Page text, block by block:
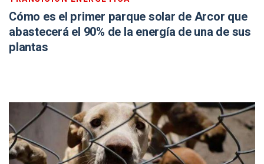
Cómo es el primer parque solar de Arcor que
abastecerá el 90% de la energía de una de sus
plantas